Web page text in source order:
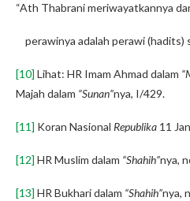
“Ath Thabrani meriwayatkannya
perawinya adalah perawi (hadits)
[10] Lihat: HR Imam Ahmad dalam
Majah dalam “Sunan”nya, I/429.
[11] Koran Nasional Republika 11
[12] HR Muslim dalam “Shahih”nya,
[13] HR Bukhari dalam “Shahih”nya,